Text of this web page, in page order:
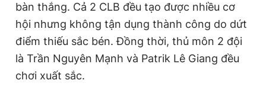
bàn thắng. Cả 2 CLB đều tạo được nhiều cơ
hội nhưng không tận dụng thành công do dứt
điểm thiếu sắc bén. Đồng thời, thủ môn 2 đội
là Trần Nguyên Mạnh và Patrik Lê Giang đều
chơi xuất sắc.